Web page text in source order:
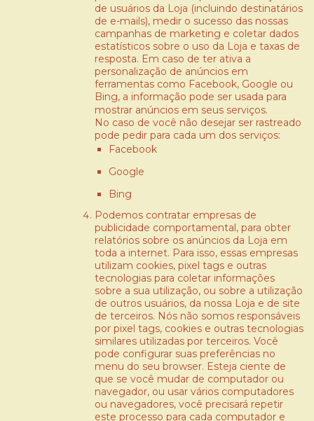
de usuários da Loja (incluindo destinatários
de e-mails), medir o sucesso das nossas
campanhas de marketing e coletar dados
estatísticos sobre o uso da Loja e taxas de
resposta. Em caso de ter ativa a
personalização de anúncios em
ferramentas como Facebook, Google ou
Bing, a informação pode ser usada para
mostrar anúncios em seus serviços.
No caso de você não desejar ser rastreado
pode pedir para cada um dos serviços:
Facebook
Google
Bing
Podemos contratar empresas de
publicidade comportamental, para obter
relatórios sobre os anúncios da Loja em
toda a internet. Para isso, essas empresas
utilizam cookies, pixel tags e outras
tecnologias para coletar informações
sobre a sua utilização, ou sobre a utilização
de outros usuários, da nossa Loja e de site
de terceiros. Nós não somos responsáveis
por pixel tags, cookies e outras tecnologias
similares utilizadas por terceiros. Você
pode configurar suas preferências no
menu do seu browser. Esteja ciente de
que se você mudar de computador ou
navegador, ou usar vários computadores
ou navegadores, você precisará repetir
este processo para cada computador e